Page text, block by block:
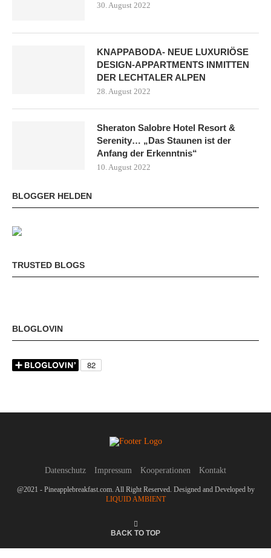
30. August 2022
KNAPPABODA- NEUE LUXURIÖSE
DESIGN-APPARTMENTS INMITTEN
DER LECHTALER ALPEN
28. August 2022
Sheraton Salobre Hotel Resort &
Serenity… „Das Staunen ist der
Anfang der Erkenntnis“
10. August 2022
BLOGGER HELDEN
TRUSTED BLOGS
BLOGLOVIN
Datenschutz Impressum Kooperationen Kontakt
@2021 - Pineapplebreakfast.com. All Right Reserved. Designed and Developed by
LIQUID AMBIENT
BACK TO TOP